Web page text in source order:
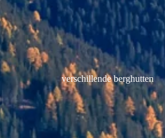
verschillende berghutten